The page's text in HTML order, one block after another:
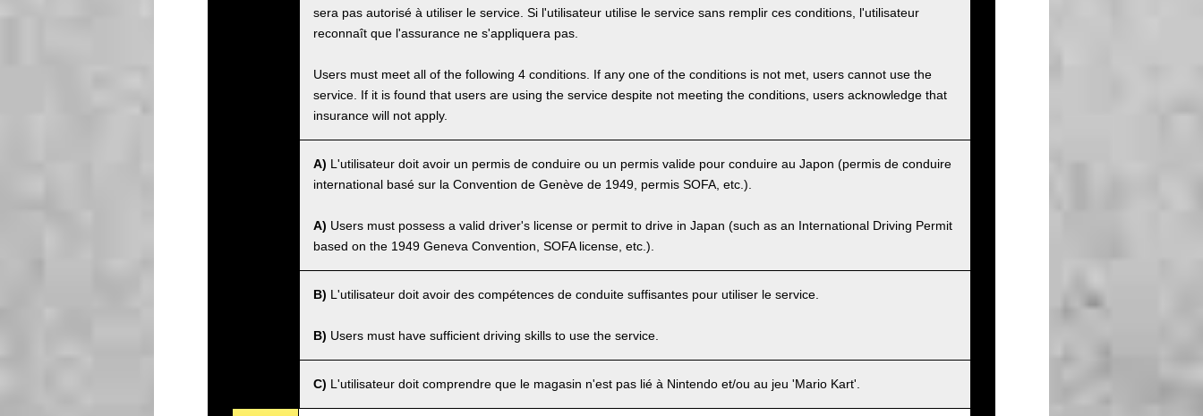
sera pas autorisé à utiliser le service. Si l'utilisateur utilise le service sans remplir ces conditions, l'utilisateur
reconnaît que l'assurance ne s'appliquera pas.
Users must meet all of the following 4 conditions. If any one of the conditions is not met, users cannot use the
service. If it is found that users are using the service despite not meeting the conditions, users acknowledge that
insurance will not apply.
A) L'utilisateur doit avoir un permis de conduire ou un permis valide pour conduire au Japon (permis de conduire
international basé sur la Convention de Genève de 1949, permis SOFA, etc.).
A) Users must possess a valid driver's license or permit to drive in Japan (such as an International Driving Permit
based on the 1949 Geneva Convention, SOFA license, etc.).
B) L'utilisateur doit avoir des compétences de conduite suffisantes pour utiliser le service.
B) Users must have sufficient driving skills to use the service.
C) L'utilisateur doit comprendre que le magasin n'est pas lié à Nintendo et/ou au jeu 'Mario Kart'.